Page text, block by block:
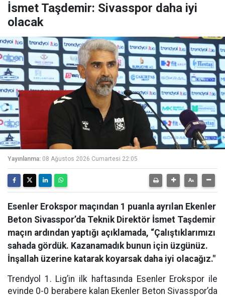
İsmet Taşdemir: Sivasspor daha iyi
olacak
Yayınlanma: 08 Ağustos 2026 Cumartesi 22:05
Esenler Erokspor maçından 1 puanla ayrılan Ekenler
Beton Sivasspor’da Teknik Direktör İsmet Taşdemir
maçın ardından yaptığı açıklamada, “Çalıştıklarımızı
sahada gördük. Kazanamadık bunun için üzgünüz.
İnşallah üzerine katarak koyarsak daha iyi olacağız."
Trendyol 1. Lig’in ilk haftasında Esenler Erokspor ile
evinde 0-0 berabere kalan Ekenler Beton Sivasspor’da